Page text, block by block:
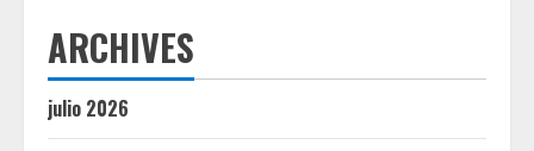
ARCHIVES
julio 2026